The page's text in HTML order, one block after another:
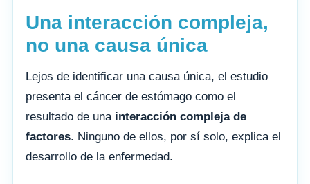
Una interacción compleja,
no una causa única
Lejos de identificar una causa única, el estudio
presenta el cáncer de estómago como el
resultado de una interacción compleja de
factores. Ninguno de ellos, por sí solo, explica el
desarrollo de la enfermedad.